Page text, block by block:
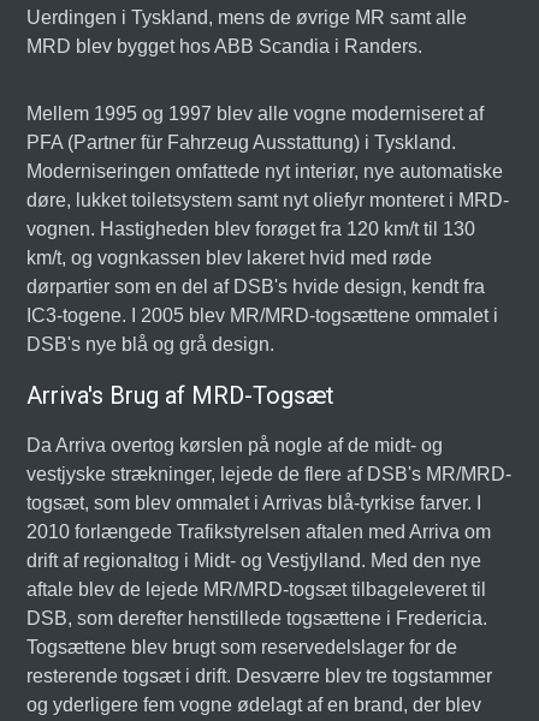
Uerdingen i Tyskland, mens de øvrige MR samt alle
MRD blev bygget hos ABB Scandia i Randers.
Mellem 1995 og 1997 blev alle vogne moderniseret af
PFA (Partner für Fahrzeug Ausstattung) i Tyskland.
Moderniseringen omfattede nyt interiør, nye automatiske
døre, lukket toiletsystem samt nyt oliefyr monteret i MRD-
vognen. Hastigheden blev forøget fra 120 km/t til 130
km/t, og vognkassen blev lakeret hvid med røde
dørpartier som en del af DSB's hvide design, kendt fra
IC3-togene. I 2005 blev MR/MRD-togsættene ommalet i
DSB's nye blå og grå design.
Arriva's Brug af MRD-Togsæt
Da Arriva overtog kørslen på nogle af de midt- og
vestjyske strækninger, lejede de flere af DSB's MR/MRD-
togsæt, som blev ommalet i Arrivas blå-tyrkise farver. I
2010 forlængede Trafikstyrelsen aftalen med Arriva om
drift af regionaltog i Midt- og Vestjylland. Med den nye
aftale blev de lejede MR/MRD-togsæt tilbageleveret til
DSB, som derefter henstillede togsættene i Fredericia.
Togsættene blev brugt som reservedelslager for de
resterende togsæt i drift. Desværre blev tre togstammer
og yderligere fem vogne ødelagt af en brand, der blev